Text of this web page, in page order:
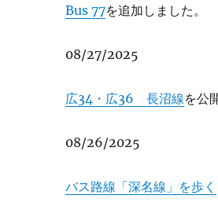
Bus 77を追加しました。
08/27/2025
広34・広36 長沼線を公
08/26/2025
バス路線「深名線」を歩く